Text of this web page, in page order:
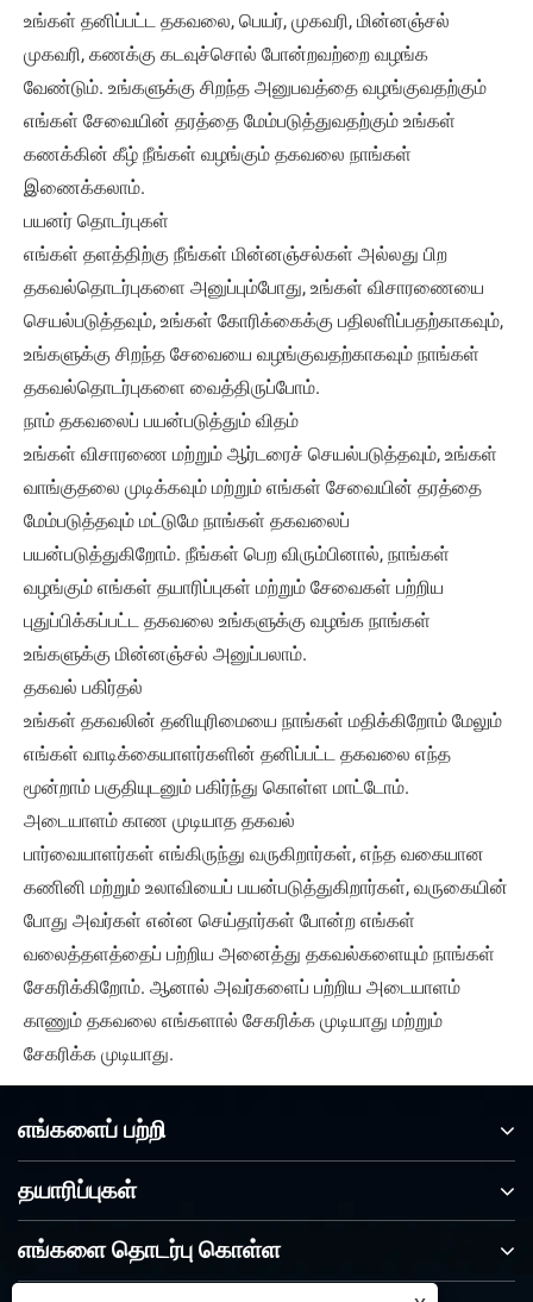
உங்கள் தனிப்பட்ட தகவலை, பெயர், முகவரி, மின்னஞ்சல்
முகவரி, கணக்கு கடவுச்சொல் போன்றவற்றை வழங்க
வேண்டும். உங்களுக்கு சிறந்த அனுபவத்தை வழங்குவதற்கும்
எங்கள் சேவையின் தரத்தை மேம்படுத்துவதற்கும் உங்கள்
கணக்கின் கீழ் நீங்கள் வழங்கும் தகவலை நாங்கள்
இணைக்கலாம்.
பயனர் தொடர்புகள்
எங்கள் தளத்திற்கு நீங்கள் மின்னஞ்சல்கள் அல்லது பிற
தகவல்தொடர்புகளை அனுப்பும்போது, ​​உங்கள் விசாரணையை
செயல்படுத்தவும், உங்கள் கோரிக்கைக்கு பதிலளிப்பதற்காகவும்,
உங்களுக்கு சிறந்த சேவையை வழங்குவதற்காகவும் நாங்கள்
தகவல்தொடர்புகளை வைத்திருப்போம்.
நாம் தகவலைப் பயன்படுத்தும் விதம்
உங்கள் விசாரணை மற்றும் ஆர்டரைச் செயல்படுத்தவும், உங்கள்
வாங்குதலை முடிக்கவும் மற்றும் எங்கள் சேவையின் தரத்தை
மேம்படுத்தவும் மட்டுமே நாங்கள் தகவலைப்
பயன்படுத்துகிறோம். நீங்கள் பெற விரும்பினால், நாங்கள்
வழங்கும் எங்கள் தயாரிப்புகள் மற்றும் சேவைகள் பற்றிய
புதுப்பிக்கப்பட்ட தகவலை உங்களுக்கு வழங்க நாங்கள்
உங்களுக்கு மின்னஞ்சல் அனுப்பலாம்.
தகவல் பகிர்தல்
உங்கள் தகவலின் தனியுரிமையை நாங்கள் மதிக்கிறோம் மேலும்
எங்கள் வாடிக்கையாளர்களின் தனிப்பட்ட தகவலை எந்த
மூன்றாம் பகுதியுடனும் பகிர்ந்து கொள்ள மாட்டோம்.
அடையாளம் காண முடியாத தகவல்
பார்வையாளர்கள் எங்கிருந்து வருகிறார்கள், எந்த வகையான
கணினி மற்றும் உலாவியைப் பயன்படுத்துகிறார்கள், வருகையின்
போது அவர்கள் என்ன செய்தார்கள் போன்ற எங்கள்
வலைத்தளத்தைப் பற்றிய அனைத்து தகவல்களையும் நாங்கள்
சேகரிக்கிறோம். ஆனால் அவர்களைப் பற்றிய அடையாளம்
காணும் தகவலை எங்களால் சேகரிக்க முடியாது மற்றும்
சேகரிக்க முடியாது.
எங்களைப் பற்றி
தயாரிப்புகள்
எங்களை தொடர்பு கொள்ள